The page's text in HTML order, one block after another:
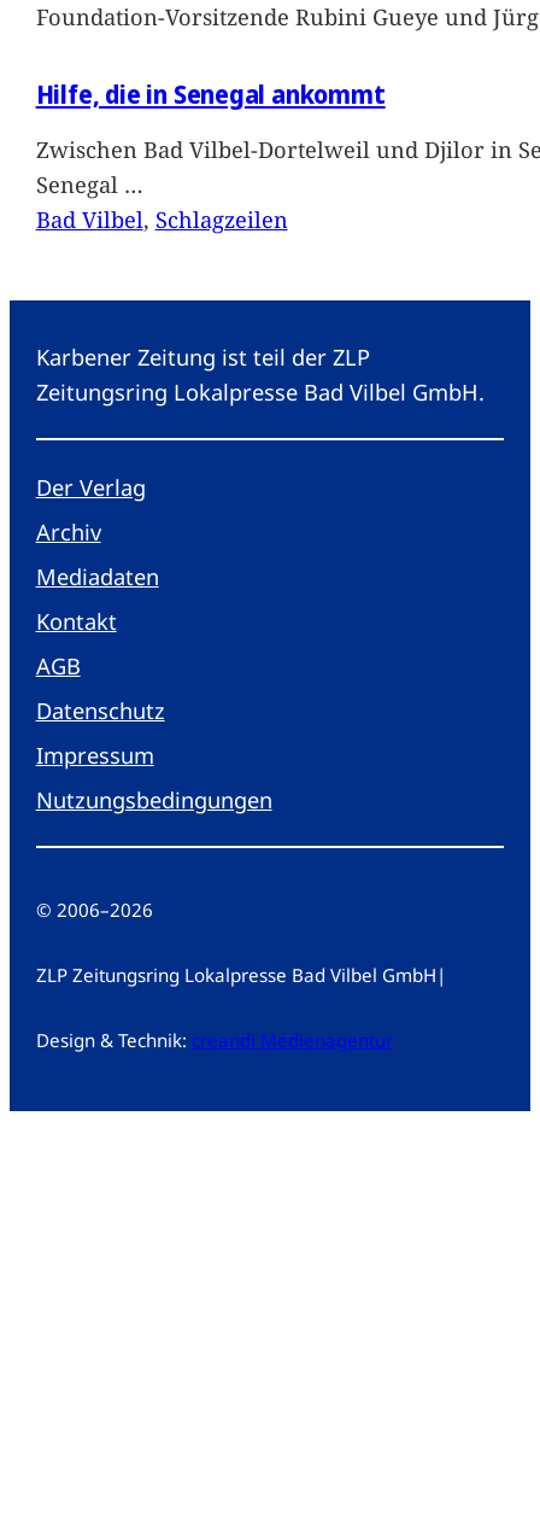
Foundation-Vorsitzende Rubini Gueye und
Hilfe, die in Senegal ankommt
Zwischen Bad Vilbel-Dortelweil und Djilor in
Senegal …
Bad Vilbel, Schlagzeilen
Karbener Zeitung ist teil der ZLP
Zeitungsring Lokalpresse Bad Vilbel GmbH.
Der Verlag
Archiv
Mediadaten
Kontakt
AGB
Datenschutz
Impressum
Nutzungsbedingungen
© 2006–2026
ZLP Zeitungsring Lokalpresse Bad Vilbel GmbH |
Design & Technik: creandi Medienagentur